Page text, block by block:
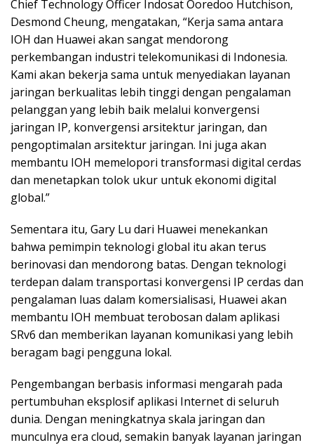
Chief Technology Officer Indosat Ooredoo Hutchison,
Desmond Cheung, mengatakan, “Kerja sama antara
IOH dan Huawei akan sangat mendorong
perkembangan industri telekomunikasi di Indonesia.
Kami akan bekerja sama untuk menyediakan layanan
jaringan berkualitas lebih tinggi dengan pengalaman
pelanggan yang lebih baik melalui konvergensi
jaringan IP, konvergensi arsitektur jaringan, dan
pengoptimalan arsitektur jaringan. Ini juga akan
membantu IOH memelopori transformasi digital cerdas
dan menetapkan tolok ukur untuk ekonomi digital
global.”
Sementara itu, Gary Lu dari Huawei menekankan
bahwa pemimpin teknologi global itu akan terus
berinovasi dan mendorong batas. Dengan teknologi
terdepan dalam transportasi konvergensi IP cerdas dan
pengalaman luas dalam komersialisasi, Huawei akan
membantu IOH membuat terobosan dalam aplikasi
SRv6 dan memberikan layanan komunikasi yang lebih
beragam bagi pengguna lokal.
Pengembangan berbasis informasi mengarah pada
pertumbuhan eksplosif aplikasi Internet di seluruh
dunia. Dengan meningkatnya skala jaringan dan
munculnya era cloud, semakin banyak layanan jaringan